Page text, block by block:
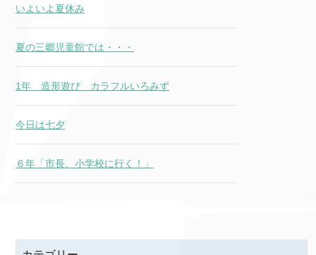
いよいよ夏休み
夏の三郷児童館では・・・
1年 造形遊び カラフルいろみず
今日は七夕
６年「市長、小学校に行く！」